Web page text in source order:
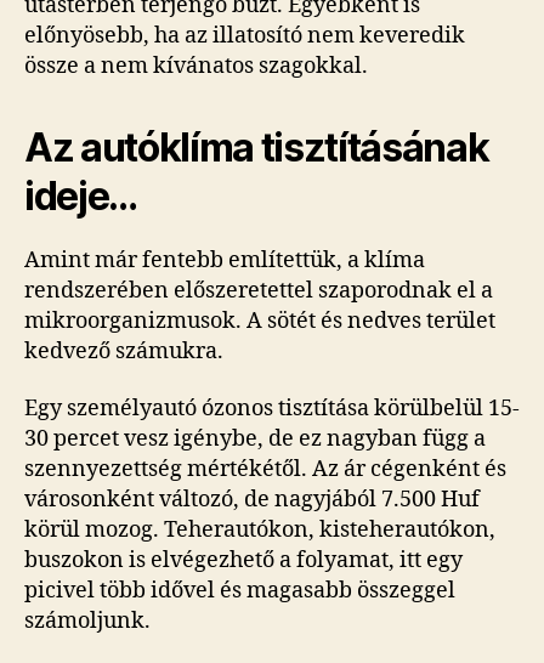
előnyösebb, ha az illatosító nem keveredik
össze a nem kívánatos szagokkal.
Az autóklíma tisztításának
ideje…
Amint már fentebb említettük, a klíma
rendszerében előszeretettel szaporodnak el a
mikroorganizmusok. A sötét és nedves terület
kedvező számukra.
Egy személyautó ózonos tisztítása körülbelül 15-
30 percet vesz igénybe, de ez nagyban függ a
szennyezettség mértékétől. Az ár cégenként és
városonként változó, de nagyjából 7.500 Huf
körül mozog. Teherautókon, kisteherautókon,
buszokon is elvégezhető a folyamat, itt egy
picivel több idővel és magasabb összeggel
számoljunk.